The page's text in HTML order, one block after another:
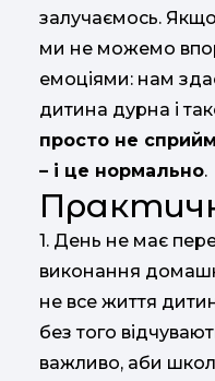
залучаємось.
ми не можемо
емоціями: нам
дитина дурна і
просто не
– і це нормально.
1. День не має
виконання
не все життя
без того
важливо, аби